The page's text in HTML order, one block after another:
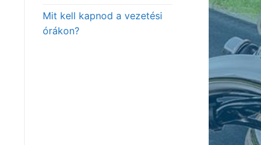
Mit kell kapnod a vezetési
órákon?